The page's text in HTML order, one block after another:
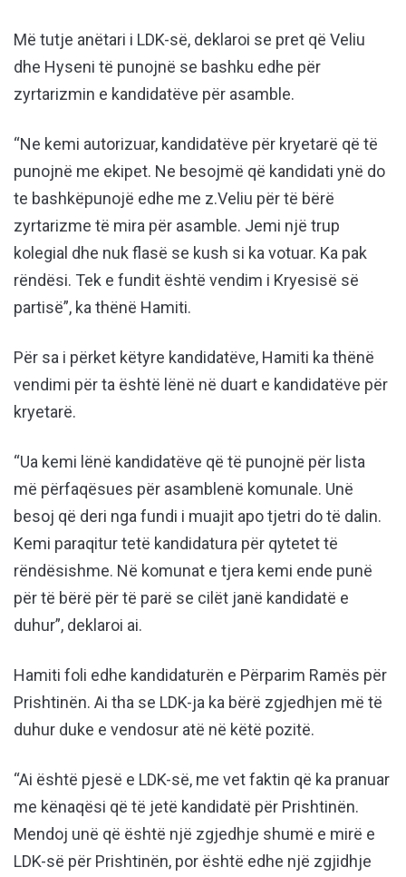
Më tutje anëtari i LDK-së, deklaroi se pret që Veliu
dhe Hyseni të punojnë se bashku edhe për
zyrtarizmin e kandidatëve për asamble.
“Ne kemi autorizuar, kandidatëve për kryetarë që të
punojnë me ekipet. Ne besojmë që kandidati ynë do
te bashkëpunojë edhe me z.Veliu për të bërë
zyrtarizme të mira për asamble. Jemi një trup
kolegial dhe nuk flasë se kush si ka votuar. Ka pak
rëndësi. Tek e fundit është vendim i Kryesisë së
partisë”, ka thënë Hamiti.
Për sa i përket këtyre kandidatëve, Hamiti ka thënë
vendimi për ta është lënë në duart e kandidatëve për
kryetarë.
“Ua kemi lënë kandidatëve që të punojnë për lista
më përfaqësues për asamblenë komunale. Unë
besoj që deri nga fundi i muajit apo tjetri do të dalin.
Kemi paraqitur tetë kandidatura për qytetet të
rëndësishme. Në komunat e tjera kemi ende punë
për të bërë për të parë se cilët janë kandidatë e
duhur”, deklaroi ai.
Hamiti foli edhe kandidaturën e Përparim Ramës për
Prishtinën. Ai tha se LDK-ja ka bërë zgjedhjen më të
duhur duke e vendosur atë në këtë pozitë.
“Ai është pjesë e LDK-së, me vet faktin që ka pranuar
me kënaqësi që të jetë kandidatë për Prishtinën.
Mendoj unë që është një zgjedhje shumë e mirë e
LDK-së për Prishtinën, por është edhe një zgjidhje